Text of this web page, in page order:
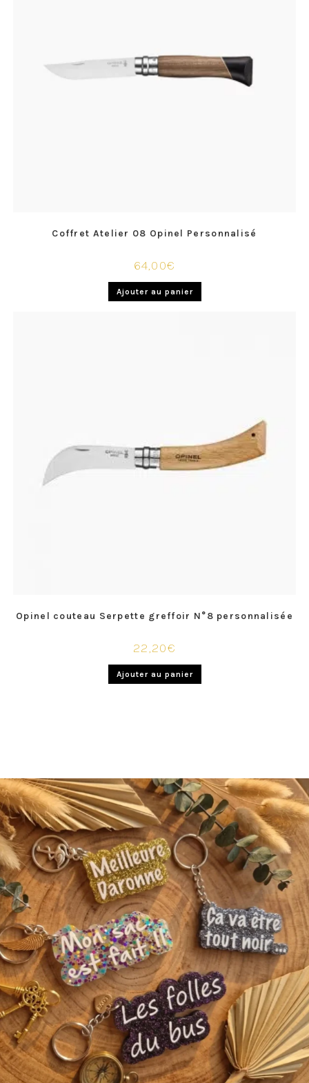
Coffret Atelier 08 Opinel Personnalisé
64,00€
Ajouter au panier
Opinel couteau Serpette greffoir N°8 personnalisée
22,20€
Ajouter au panier